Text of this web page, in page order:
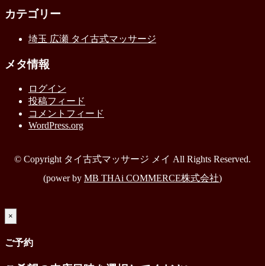
カテゴリー
埼玉 広瀬 タイ古式マッサージ
メタ情報
ログイン
投稿フィード
コメントフィード
WordPress.org
© Copyright タイ古式マッサージ メイ All Rights Reserved.
(power by MB THAi COMMERCE株式会社)
×
ご予約